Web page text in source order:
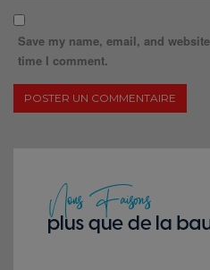
Save my name, email, and
time I comment.